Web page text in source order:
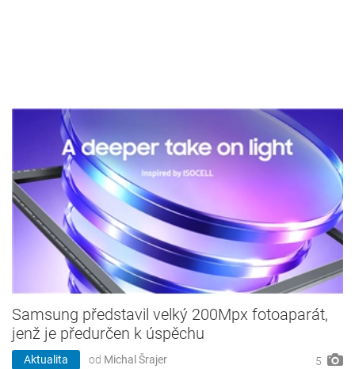
Samsung představil velký 200Mpx fotoaparát,
jenž je předurčen k úspěchu
Aktualita od Michal Šrajer 5